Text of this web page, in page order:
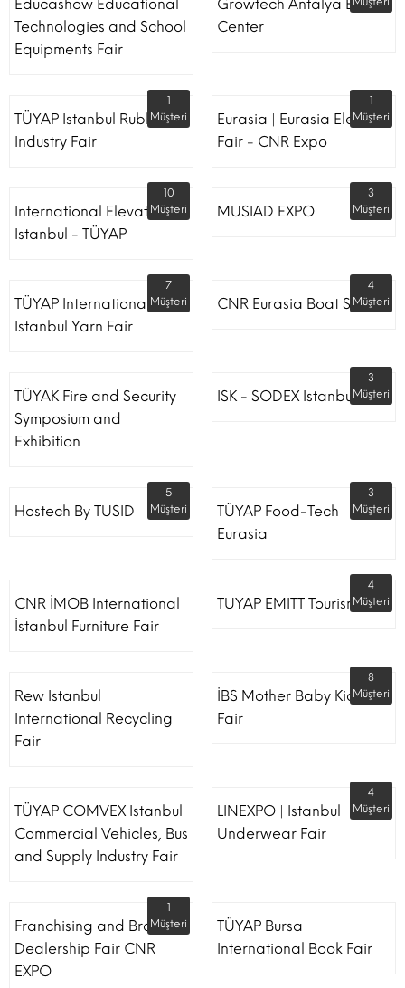
Educashow Educational
Technologies and School
Equipments Fair
Growtech Antalya Expo
Center
TÜYAP Istanbul Rubber
Industry Fair
1
Müşteri
Eurasia | Eurasia Elevator
Fair - CNR Expo
1
Müşteri
International Elevator
Istanbul - TÜYAP
10
Müşteri
MUSIAD EXPO
3
Müşteri
TÜYAP International
Istanbul Yarn Fair
7
Müşteri
CNR Eurasia Boat Show
4
Müşteri
TÜYAK Fire and Security
Symposium and
Exhibition
ISK - SODEX Istanbul
3
Müşteri
Hostech By TUSID
5
Müşteri
TÜYAP Food-Tech
Eurasia
3
Müşteri
CNR İMOB International
İstanbul Furniture Fair
TUYAP EMITT Tourism Fair
4
Müşteri
Rew Istanbul
International Recycling
Fair
İBS Mother Baby Kids
Fair
8
Müşteri
TÜYAP COMVEX Istanbul
Commercial Vehicles, Bus
and Supply Industry Fair
LINEXPO | Istanbul
Underwear Fair
4
Müşteri
Franchising and Brand
Dealership Fair CNR
EXPO
1
Müşteri
TÜYAP Bursa
International Book Fair